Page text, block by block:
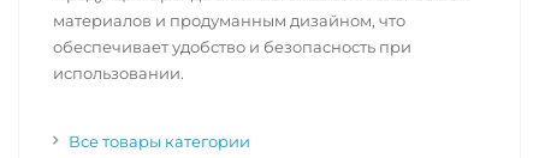
материалов и продуманным дизайном, что
обеспечивает удобство и безопасность при
использовании.
Все товары категории